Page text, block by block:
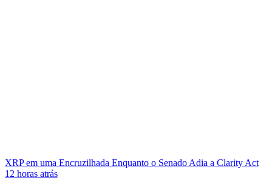
XRP em uma Encruzilhada Enquanto o Senado Adia a Clarity Act
12 horas atrás